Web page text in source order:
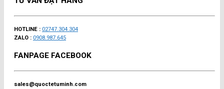
HOTLINE : 02747.304.304
ZALO : 0908.987.645
FANPAGE FACEBOOK
sales@quoctetuminh.com